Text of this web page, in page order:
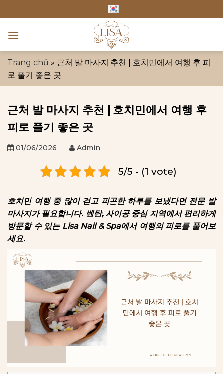
to
content
Trang chủ » 근처 발 마사지 추천 | 호치민에서 여행 후 피
로 풀기 좋은 곳
근처 발 마사지 추천 | 호치민에서 여행 후
피로 풀기 좋은 곳
01/06/2026 Admin
5/5 - (1 vote)
호치민 여행 중 많이 걷고 피곤한 하루를 보냈다면 전문 발
마사지가 필요합니다. 벤탄, 사이공 중심 지역에서 편리하게
방문할 수 있는 Lisa Nail & Spa에서 여행의 피로를 풀어보
세요.